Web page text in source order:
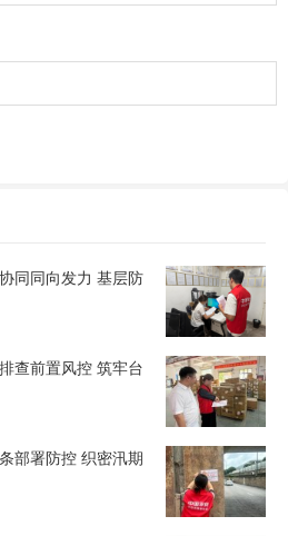
同同向发力 基层防
查前置风控 筑牢台
部署防控 织密汛期